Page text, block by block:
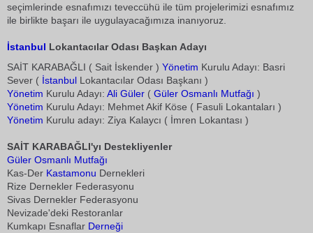
seçimlerinde esnafımızı teveccühü ile tüm projelerimizi esnafımız
ile birlikte başarı ile uygulayacağımıza inanıyoruz.
İstanbul Lokantacılar Odası Başkan Adayı
SAİT KARABAĞLI ( Sait İskender ) Yönetim Kurulu Adayı: Basri
Sever ( İstanbul Lokantacılar Odası Başkanı )
Yönetim Kurulu Adayı: Ali Güler ( Güler Osmanlı Mutfağı )
Yönetim Kurulu Adayı: Mehmet Akif Köse ( Fasuli Lokantaları )
Yönetim Kurulu adayı: Ziya Kalaycı ( İmren Lokantası )
SAİT KARABAĞLI'yı Destekliyenler
Güler Osmanlı Mutfağı
Kas-Der Kastamonu Dernekleri
Rize Dernekler Federasyonu
Sivas Dernekler Federasyonu
Nevizade'deki Restoranlar
Kumkapı Esnaflar Derneği